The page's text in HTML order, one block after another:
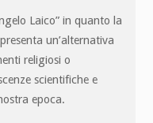
Laico” in quanto la
un’alternativa
religiosi o
scientifiche e
epoca.